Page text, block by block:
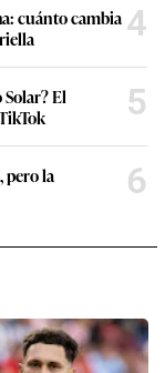
cuánto cambia 4
El
5
pero la
6